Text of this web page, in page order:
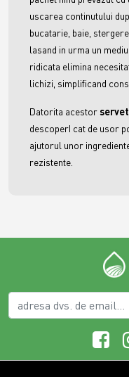
uscarea continutului
bucatarie, baie,
lasand in urma un
ridicata elimina
lichizi, simplificand
Datorita acestor
descoperI cat de usor
ajutorul unor
rezistente.